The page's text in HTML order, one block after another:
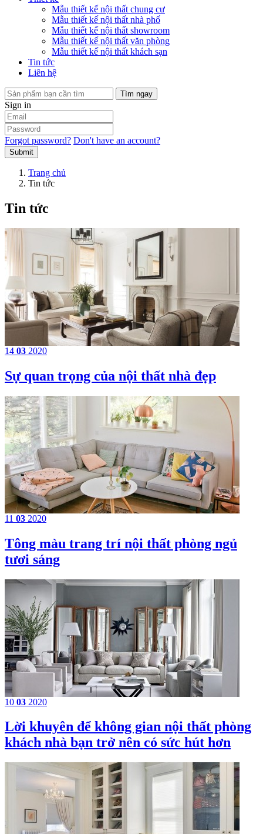
Mẫu thiết kế nội thất chung cư
Mẫu thiết kế nội thất nhà phố
Mẫu thiết kế nội thất showroom
Mẫu thiết kế nội thất văn phòng
Mẫu thiết kế nội thất khách sạn
Tin tức
Liên hệ
Tìm ngay
Sign in
Forgot password? Don't have an account?
Submit
Trang chủ
Tin tức
Tin tức
14 03 2020
Sự quan trọng của nội thất nhà đẹp
11 03 2020
Tông màu trang trí nội thất phòng ngủ
tươi sáng
10 03 2020
​Lời khuyên để không gian nội thất phòng
khách nhà bạn trở nên có sức hút hơn